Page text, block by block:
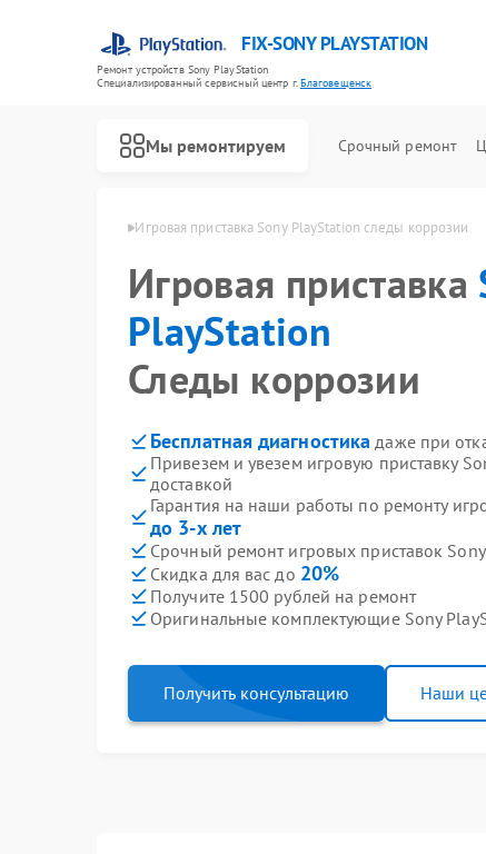
FIX-SONY PLAYSTATION
Ремонт устройств Sony PlayStation
Специализированный cервисный центр г.Благовещенск
Мы ремонтируем Срочный ремонт
в Благовещенске Игровая приставка Sony PlayStation следы коррозии
Игровая приставка
PlayStation
Следы коррозии
Бесплатная диагностика даже при
Привезем и увезем игровую приставку
доставкой
Гарантия на наши работы по ремонту
до 3-х лет
Срочный ремонт игровых приставок
Скидка для вас до 20%
Получите 1500 рублей на ремонт
Оригинальные комплектующие Sony
Получить консультацию Наши